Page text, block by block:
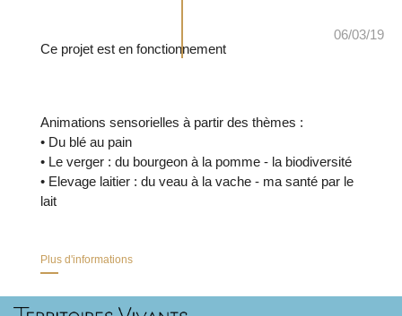
06/03/19
Ce projet est en fonctionnement
Animations sensorielles à partir des thèmes :
• Du blé au pain
• Le verger : du bourgeon à la pomme - la biodiversité
• Elevage laitier : du veau à la vache - ma santé par le
lait
Plus d'informations